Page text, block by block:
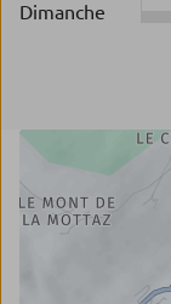
Dimanche